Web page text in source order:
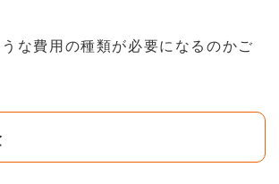
な費用の種類が必要になるのかご